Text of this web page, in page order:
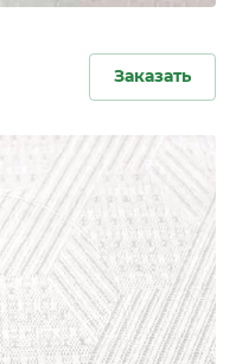
Заказать